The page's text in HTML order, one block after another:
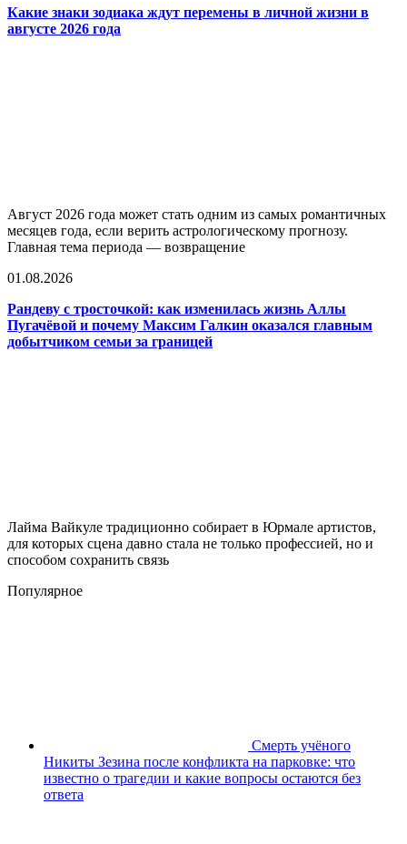
Какие знаки зодиака ждут перемены в личной жизни в
августе 2026 года
Август 2026 года может стать одним из самых романтичных
месяцев года, если верить астрологическому прогнозу.
Главная тема периода — возвращение
01.08.2026
Рандеву с тросточкой: как изменилась жизнь Аллы
Пугачёвой и почему Максим Галкин оказался главным
добытчиком семьи за границей
Лайма Вайкуле традиционно собирает в Юрмале артистов,
для которых сцена давно стала не только профессией, но и
способом сохранить связь
Популярное
Смерть учёного
Никиты Зезина после конфликта на парковке: что
известно о трагедии и какие вопросы остаются без
ответа